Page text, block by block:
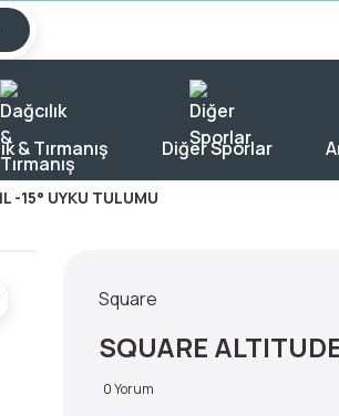
& Tırmanış Diğer Sporlar
-15° UYKU TULUMU
Square
SQUARE
0 Yorum